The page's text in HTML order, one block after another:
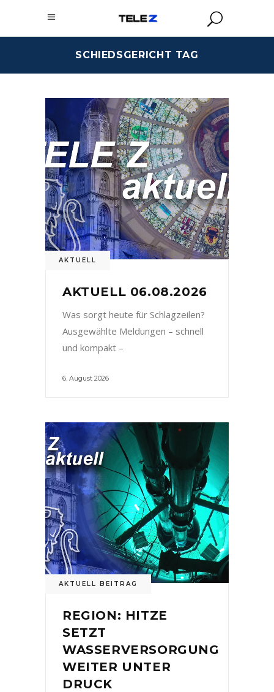
SCHIEDSGERICHT TAG
AKTUELL
AKTUELL 06.08.2026
Was sorgt heute für Schlagzeilen?
Ausgewählte Meldungen – schnell
und kompakt –
6. August 2026
AKTUELL BEITRAG
REGION: HITZE
SETZT
WASSERVERSORGUNG
WEITER UNTER
DRUCK